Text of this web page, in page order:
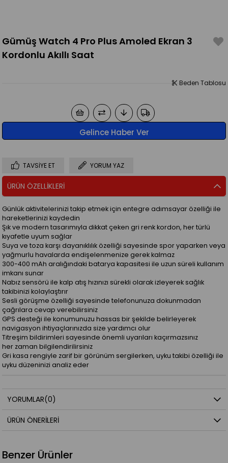
Gümüş Watch 4 Pro Plus Amoled Ekran 3
Kordonlu Akıllı Saat
Beden Tablosu
Gelince Haber Ver
TAVSIYE ET YORUM YAZ
ÜRÜN ÖZELLIKLERI
Günlük aktivitelerinizi takip etmek için entegre adımsayar özelliği ile
hareketlerinizi kaydedin
Şık ve modern tasarımıyla dikkat çeken gri renk kordon, her türlü
kıyafetle uyum sağlar
Suya ve toza karşı dayanıklılık özelliği sayesinde spor yaparken veya
yağmurlu havalarda endişelenmenize gerek kalmaz
300-400 mAh aralığındaki batarya kapasitesi ile uzun süreli kullanım
imkanı sunar
Nabız sensörü ile kalp atış hızınızı sürekli olarak izleyerek sağlık
takibinizi kolaylaştırır
Sesli görüşme özelliği sayesinde telefonunuza dokunmadan
çağrılara cevap verebilirsiniz
GPS desteği ile konumunuzu hassas bir şekilde belirleyerek
navigasyon ihtiyaçlarınızda size yardımcı olur
Titreşim bildirimleri sayesinde önemli uyarıları kaçırmazsınız
her zaman bilgilendirilirsiniz
Gri kasa rengiyle zarif bir görünüm sergilerken, uyku takibi özelliği ile
uyku düzeninizi analiz eder
YORUMLAR(0)
ÜRÜN ÖNERILERI
Benzer Ürünler